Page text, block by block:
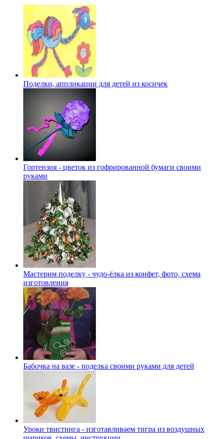
Поделки, аппликации для детей из косичек
Гортензия - цветок из гофрированной бумаги своими
руками
Мастерим поделку - чудо-ёлка из конфет, фото, схема
изготовления
Бабочка на вазе - поделка своими руками для детей
Уроки твистинга - изготавливаем тигра из воздушных